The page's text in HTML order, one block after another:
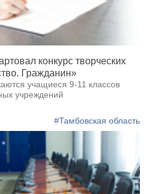
конкурс творческих
Гражданин»
учащиеся 9-11 классов
учреждений
#Тамбовская область